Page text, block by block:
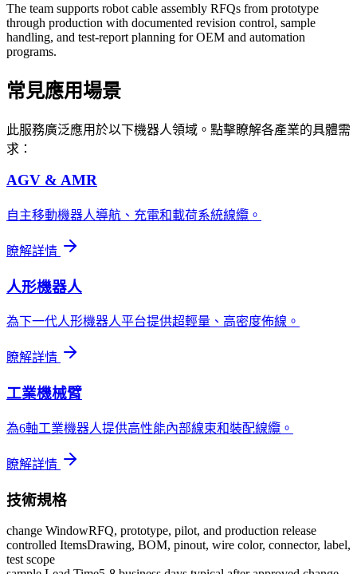
The team supports robot cable assembly RFQs from prototype
through production with documented revision control, sample
handling, and test-report planning for OEM and automation
programs.
常見應用場景
此服務廣泛應用於以下機器人領域。點擊瞭解各產業的具體需
求：
AGV & AMR
自主移動機器人導航、充電和載荷系統線纜。
瞭解詳情
人形機器人
為下一代人形機器人平台提供超輕量、高密度佈線。
瞭解詳情
工業機械臂
為6軸工業機器人提供高性能內部線束和裝配線纜。
瞭解詳情
技術規格
change WindowRFQ, prototype, pilot, and production release
controlled ItemsDrawing, BOM, pinout, wire color, connector, label,
test scope